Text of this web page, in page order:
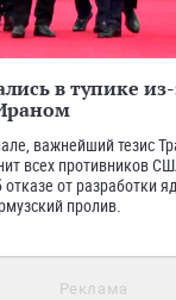
в тупике
важнейший тезис
всех противников
от разработки
пролив.
Реклама